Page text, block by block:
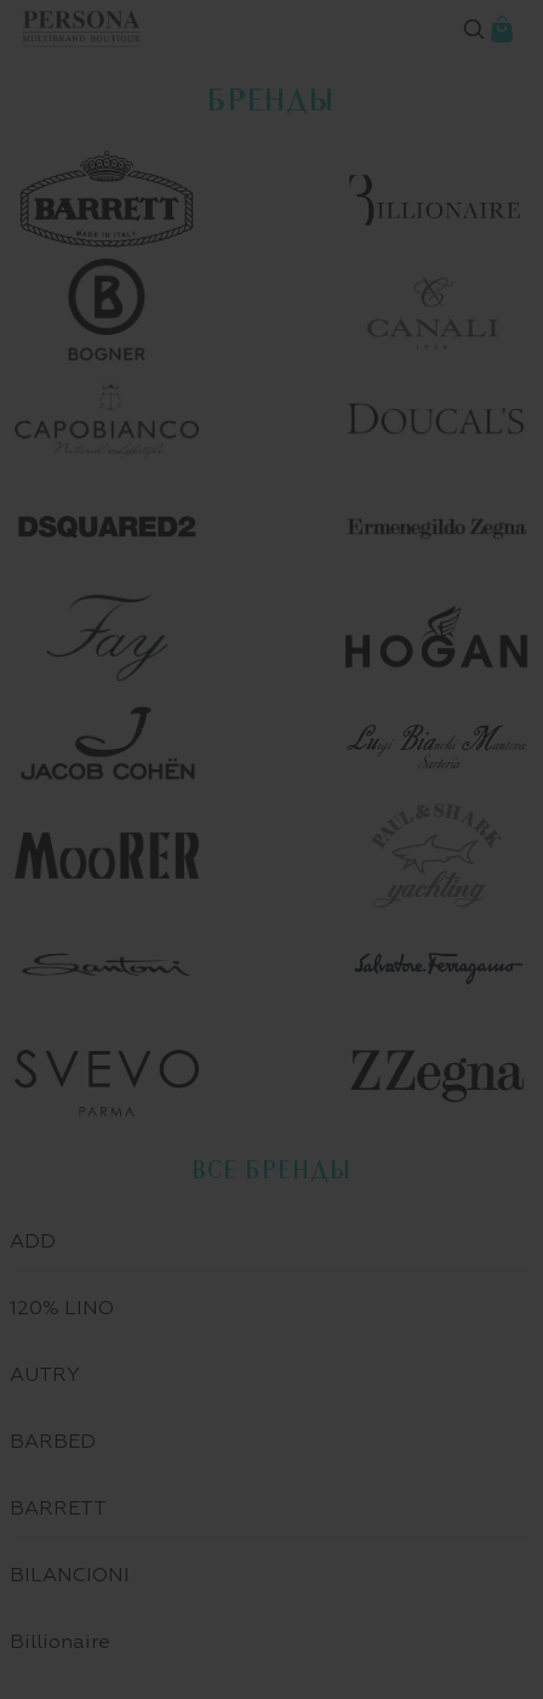
БРЕНДЫ
ВСЕ БРЕНДЫ
ADD
120% LINO
AUTRY
BARBED
BARRETT
BILANCIONI
Billionaire